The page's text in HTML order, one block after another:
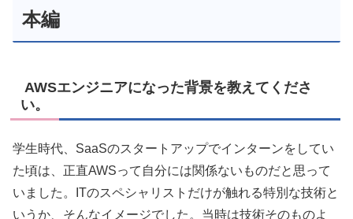
本編
AWSエンジニアになった背景を教えてくださ
い。
学生時代、SaaSのスタートアップでインターンをしてい
た頃は、正直AWSって自分には関係ないものだと思って
いました。ITのスペシャリストだけが触れる特別な技術と
いうか、そんなイメージでした。当時は技術そのものよ